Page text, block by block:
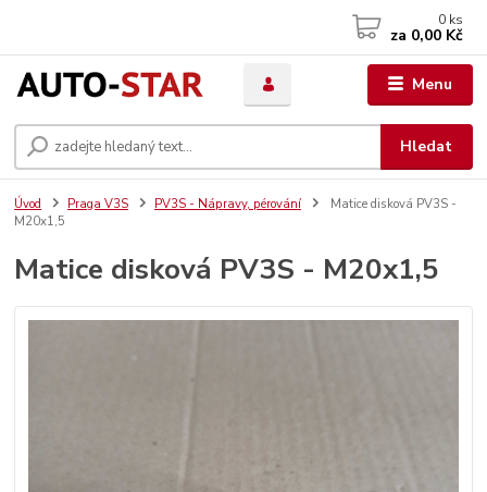
Menu
Hledat
0 ks
za 0,00 Kč
Úvod Praga V3S PV3S - Nápravy, pérování
Matice disková PV3S -
M20x1,5
Matice disková PV3S - M20x1,5